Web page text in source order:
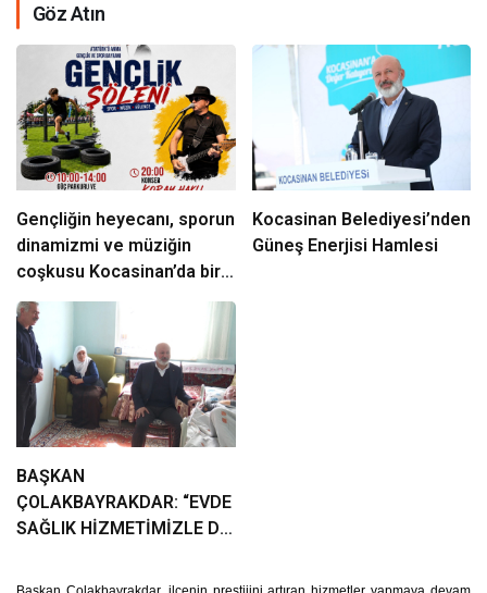
Göz Atın
Gençliğin heyecanı, sporun
dinamizmi ve müziğin
coşkusu Kocasinan’da bir
araya geliyor!
Kocasinan Belediyesi’nden
Güneş Enerjisi Hamlesi
BAŞKAN
ÇOLAKBAYRAKDAR: “EVDE
SAĞLIK HİZMETİMİZLE DE
DOKUNUYORUZ”